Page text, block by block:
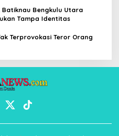
Bengkulu Utara
Tampa Identitas
Terprovokasi Teror Orang